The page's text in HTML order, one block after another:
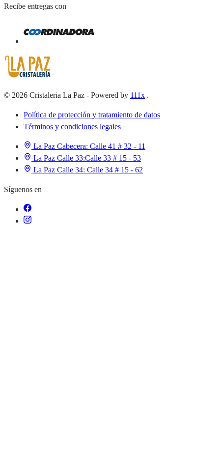
Recibe entregas con
© 2026 Cristaleria La Paz - Powered by 111x .
Política de protección y tratamiento de datos
Términos y condiciones legales
La Paz Cabecera: Calle 41 # 32 - 11
La Paz Calle 33:Calle 33 # 15 - 53
La Paz Calle 34: Calle 34 # 15 - 62
Síguenos en